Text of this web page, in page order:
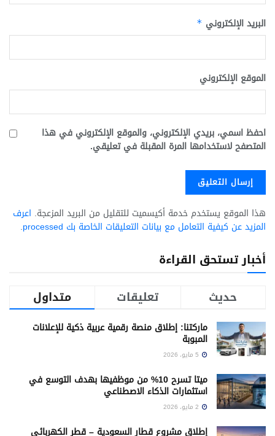
البريد الإلكتروني *
الموقع الإلكتروني
احفظ اسمي، بريدي الإلكتروني، والموقع الإلكتروني في هذا
المتصفح لاستخدامها المرة المقبلة في تعليقي.
هذا الموقع يستخدم خدمة أكيسميت للتقليل من البريد المزعجة. اعرف
المزيد عن كيفية التعامل مع بيانات التعليقات الخاصة بك processed
.
أخبار تستحق القراءة
متداول
تعليقات حديث
ماركتنا: إطلاق منصة رقمية عربية ذكية للإعلانات
المبوبة
ميتا تسرح 10% من موظفيها بهدف التوسع في
استثمارات الذكاء الاصطناعي
إطلاق مشروع قطار السعودية – قطر الكهربائي